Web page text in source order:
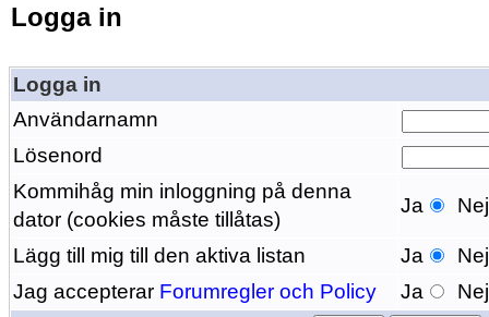
Logga in
Logga in
Användarnamn
Lösenord
Kommihåg min inloggning på denna
dator (cookies måste tillåtas)
Ja Nej
Lägg till mig till den aktiva listan Ja
Nej
Jag accepterar Forumregler och Policy Ja Nej